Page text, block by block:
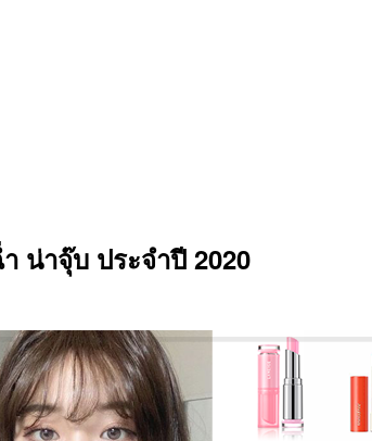
น่าจุ๊บ ประจำปี 2020